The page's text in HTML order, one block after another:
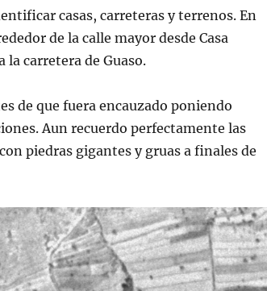
casas, carreteras y terrenos. En
de la calle mayor desde Casa
la carretera de Guaso.
de que fuera encauzado poniendo
Aun recuerdo perfectamente las
piedras gigantes y gruas a finales de